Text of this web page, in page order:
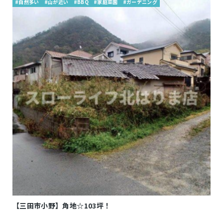
#自然多い #山が近い #BBQ #家庭菜園 #ガーデニング
【三田市小野】角地☆103坪！